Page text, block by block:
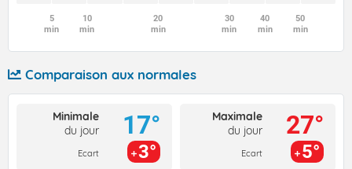
5
min
10
min
20
min
30
min
40
min
50
min
Comparaison aux normales
Minimale
du jour
Ecart
17°
3°
Maximale
du jour
Ecart
27°
5°